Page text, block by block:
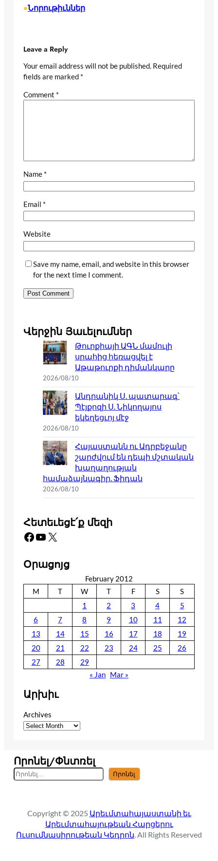
•Նորութիւններ
Leave a Reply
Your email address will not be published. Required
fields are marked *
Comment *
Name *
Email *
Website
Save my name, email, and website in this browser
for the next time I comment.
Վերջին Յաւելումներ
Թուրքիայի ԱԳՆ մամուլի
սրահից հեռացվել է
Աթաթուրքի դիմանկարը
2026/08/10
Անդրանիկ Ս. պատարագ՝
Պէյքոզի Ս. Նիկողայոս
եկեղեցւոյ մէջ
2026/08/10
Հայաստանն ու Ադրբեջանը
շարժվում են դեպի մշտական
խաղաղության
համաձայնագիր. Ֆիդան
2026/08/10
Հետեւեցէ՛ք մեզի
Facebook YouTube X
Օրացոյց
February 2012
M
T W T F S
S
1
2 3 4
5
6
7 8 9 10 11
12
13
14 15 16 17 18
19
20
21 22 23 24 25
26
27
28
29
« Jan Mar »
Արխիւ
Archives
Որոնել/Փնտռել
S
e
c
h
Որոնել
Copyright © 2025 Արեւմտահայաստանի եւ
Արեւմտահայութեան Հարցերու
Ուսումնասիրութեան Կեդրոն. All Rights Reserved